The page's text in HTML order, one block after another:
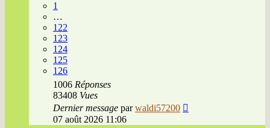
1
…
122
123
124
125
126
1006 Réponses
83408 Vues
Dernier message parwaldi57200
07 août 2026 11:06